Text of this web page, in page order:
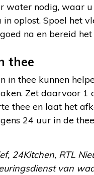
water nodig, waar u
in oplost. Spoel het
na en bereid het
thee
in thee kunnen
Zet daarvoor 1
thee en laat het
24 uur in de
24Kitchen, RTL
van